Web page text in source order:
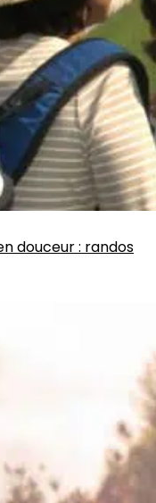
douceur : randos